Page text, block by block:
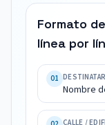
Formato
línea por
del
Paul
01
Nombre
CALLE /